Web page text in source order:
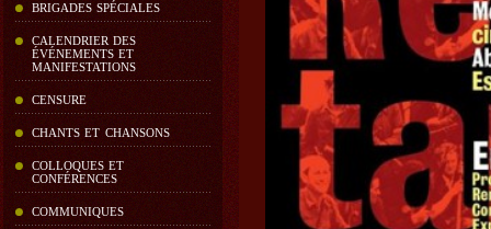
BRIGADES SPÉCIALES
CALENDRIER DES
ÉVÉNEMENTS ET
MANIFESTATIONS
CENSURE
CHANTS ET CHANSONS
COLLOQUES ET
CONFÉRENCES
COMMUNIQUES